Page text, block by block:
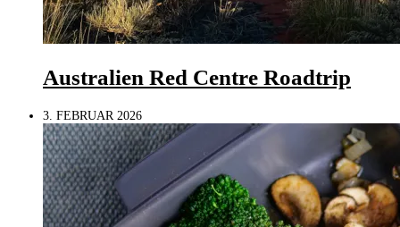
Australien Red Centre Roadtrip
3. FEBRUAR 2026